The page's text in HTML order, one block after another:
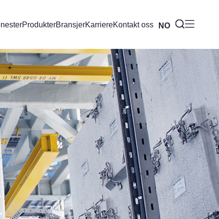
ProdukterBransjerKarriereKontakt oss
NO
EN